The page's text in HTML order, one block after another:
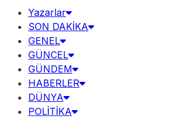
Yazarlar
SON DAKİKA
GENEL
GÜNCEL
GÜNDEM
HABERLER
DÜNYA
POLİTİKA